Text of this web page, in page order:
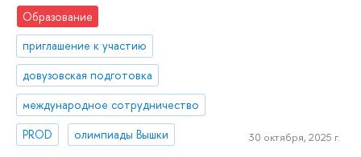
Образование
приглашение к участию
довузовская подготовка
международное сотрудничество
PROD
олимпиады Вышки 30 октября, 2025 г.